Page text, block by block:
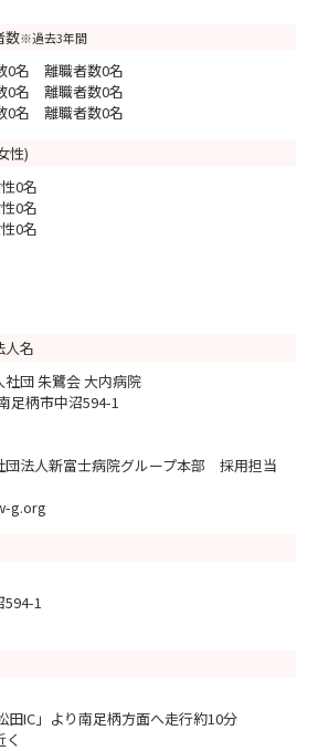
数※過去3年間
0名 離職者数0名
0名 離職者数0名
0名 離職者数0名
性)
0名
0名
0名
人名
団 朱鷺会 大内病院
足柄市中沼594-1
団法人新富士病院グループ本部 採用担当
g.org
594-1
田IC」より南足柄方面へ走行約10分